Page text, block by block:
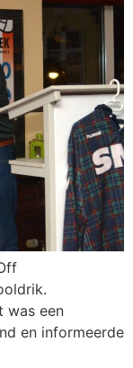
was een
en informeerde